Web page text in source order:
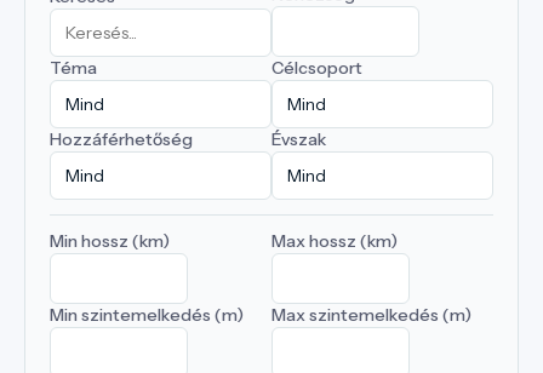
Téma Célcsoport
Hozzáférhetőség Évszak
Min hossz (km) Max hossz (km)
Min szintemelkedés (m) Max szintemelkedés (m)